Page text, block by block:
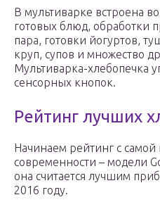
В мультиварке встроена
готовых блюд, обработки
пара, готовки йогуртов,
круп, супов и множество
Мультиварка-хлебопечка
сенсорных кнопок.
Рейтинг лучших
Начинаем рейтинг с
современности – модели
она считается лучшим
2016 году.